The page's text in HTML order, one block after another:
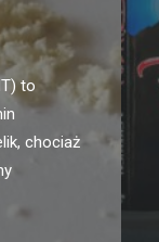
to
chociaż